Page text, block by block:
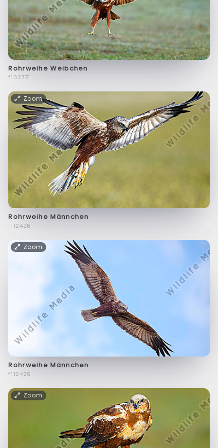
Rohrweihe Weibchen
f103771
Zoom
Rohrweihe Männchen
f112428
Zoom
Rohrweihe Männchen
f112429
Zoom